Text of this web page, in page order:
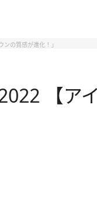
の質感が進化！」
【ア